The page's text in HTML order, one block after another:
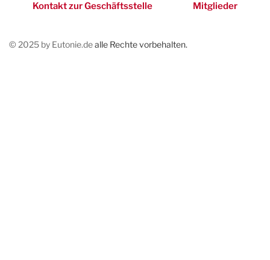
Kontakt zur Geschäftsstelle
Mitglieder
© 2025 by Eutonie.dealle Rechte vorbehalten.